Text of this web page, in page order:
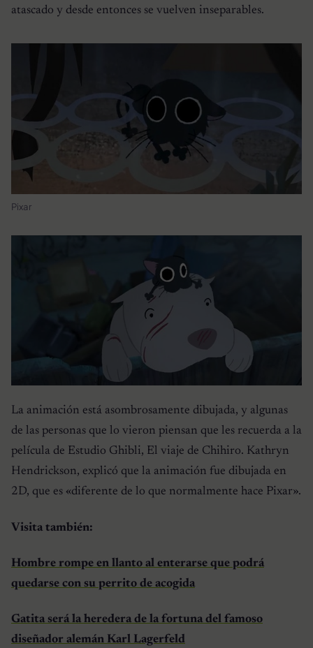
atascado y desde entonces se vuelven inseparables.
Pixar
La animación está asombrosamente dibujada, y algunas
de las personas que lo vieron piensan que les recuerda a la
película de Estudio Ghibli, El viaje de Chihiro. Kathryn
Hendrickson, explicó que la animación fue dibujada en
2D, que es «diferente de lo que normalmente hace Pixar».
Visita también:
Hombre rompe en llanto al enterarse que podrá
quedarse con su perrito de acogida
Gatita será la heredera de la fortuna del famoso
diseñador alemán Karl Lagerfeld